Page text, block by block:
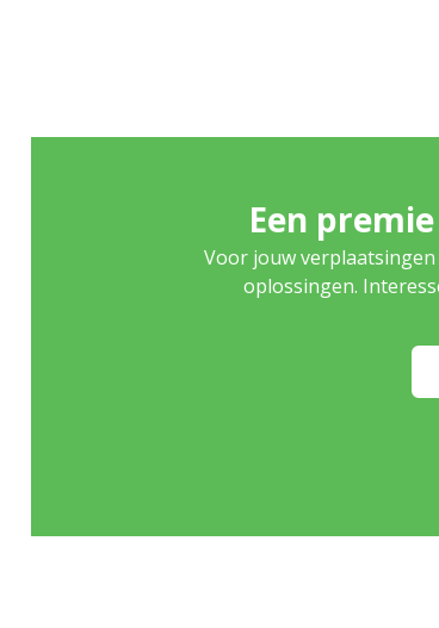
Een
Voor jouw
oplossingen.